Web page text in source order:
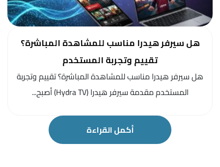
هل سيرفر هيدرا مناسب للمشاهدة المباشرة؟
تقييم وتجربة المستخدم
هل سيرفر هيدرا مناسب للمشاهدة المباشرة؟ تقييم وتجربة
المستخدم مقدمة سيرفر هيدرا (Hydra TV) أصبح...
أكمل القراءة